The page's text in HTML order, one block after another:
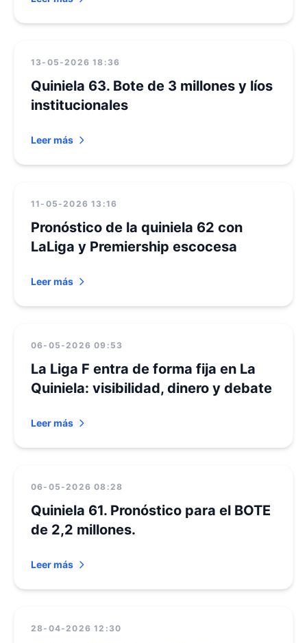
13-05-2026 18:36
Quiniela 63. Bote de 3 millones y líos
institucionales
Leer más
11-05-2026 13:16
Pronóstico de la quiniela 62 con
LaLiga y Premiership escocesa
Leer más
06-05-2026 09:53
La Liga F entra de forma fija en La
Quiniela: visibilidad, dinero y debate
Leer más
06-05-2026 08:28
Quiniela 61. Pronóstico para el BOTE
de 2,2 millones.
Leer más
28-04-2026 12:30